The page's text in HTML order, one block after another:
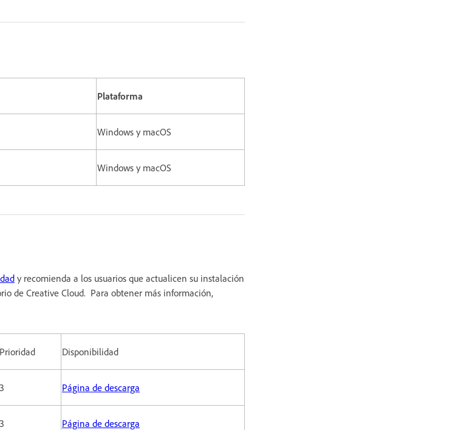
Plataforma
Windows y macOS
Windows y macOS
y recomienda a los usuarios que actualicen su instalación
de Creative Cloud. Para obtener más información,
Prioridad Disponibilidad
3 Página de descarga
3 Página de descarga